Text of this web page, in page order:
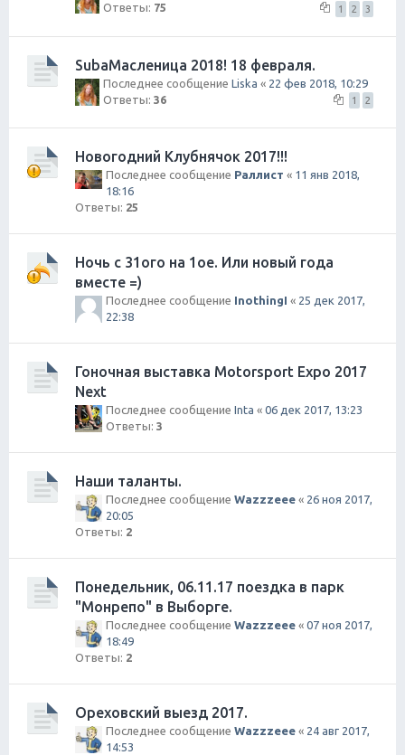
Ответы: 75 1 2 3
SubaМасленица 2018! 18 февраля.
Последнее сообщение Liska « 22 фев 2018, 10:29
Ответы: 36 1 2
Новогодний Клубнячок 2017!!!
Последнее сообщение Раллист « 11 янв 2018,
18:16
Ответы: 25
Ночь с 31ого на 1ое. Или новый года
вместе =)
Последнее сообщение InothingI « 25 дек 2017,
22:38
Гоночная выставка Motorsport Expo 2017
Next
Последнее сообщение Inta « 06 дек 2017, 13:23
Ответы: 3
Наши таланты.
Последнее сообщение Wazzzeee « 26 ноя 2017,
20:05
Ответы: 2
Понедельник, 06.11.17 поездка в парк
"Монрепо" в Выборге.
Последнее сообщение Wazzzeee « 07 ноя 2017,
18:49
Ответы: 2
Ореховский выезд 2017.
Последнее сообщение Wazzzeee « 24 авг 2017,
14:53